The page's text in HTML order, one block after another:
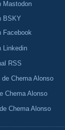
Mastodon
BSKY
Facebook
Linkedin
RSS
Chema Alonso
Chema Alonso
Chema Alonso